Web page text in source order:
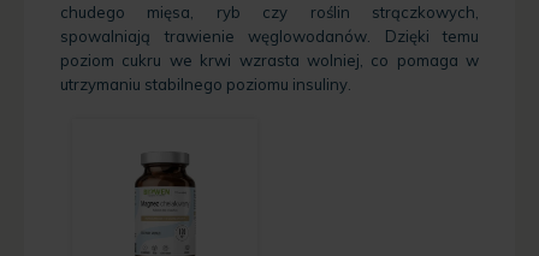
chudego mięsa, ryb czy roślin strączkowych,
spowalniają trawienie węglowodanów. Dzięki temu
poziom cukru we krwi wzrasta wolniej, co pomaga w
utrzymaniu stabilnego poziomu insuliny.